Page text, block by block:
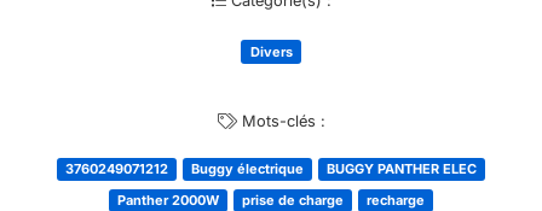
Divers
Mots-clés :
3760249071212 Buggy électrique
BUGGY PANTHER ELEC
Panther 2000W
prise de charge recharge